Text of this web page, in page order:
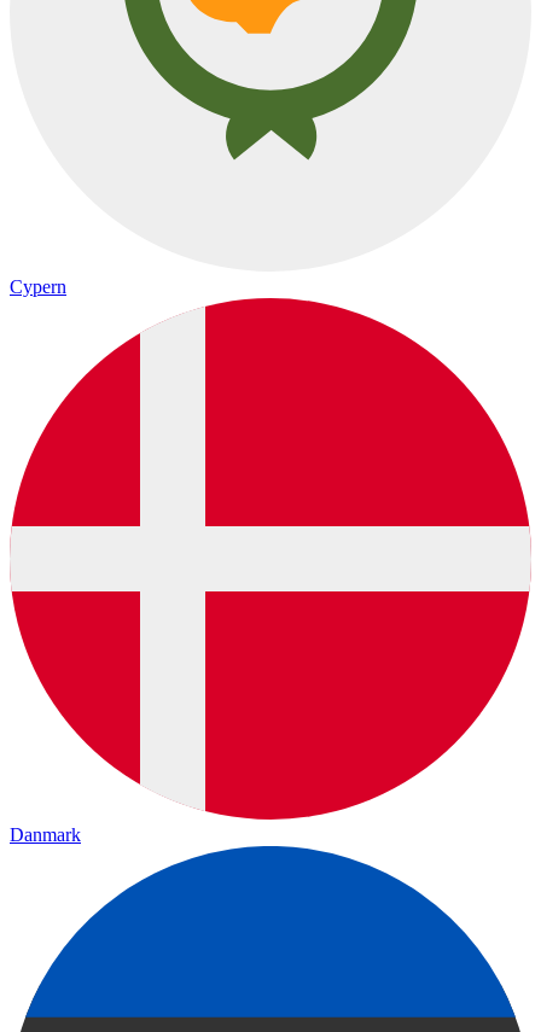
Cypern
Danmark